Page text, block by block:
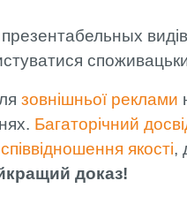
зовнішньої реклами
Багаторічний
співвідношення якості,
доказ!